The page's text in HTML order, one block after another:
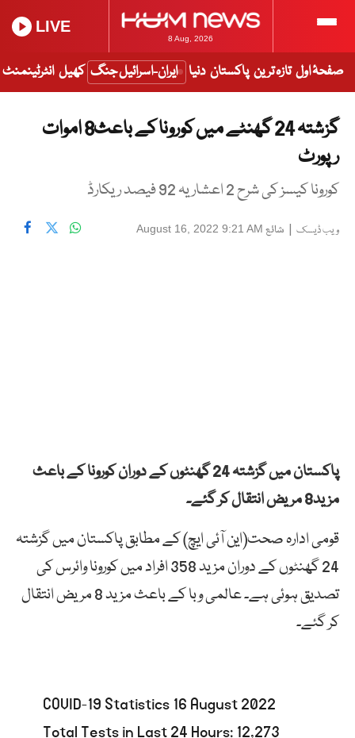
8 Aug, 2026
LIVE
صفحۂ اول تازہ ترین پاکستان دنیا ایران-اسرائیل جنگ کھیل انٹرٹینمنٹ
گزشتہ 24 گھنٹے میں کورونا کے باعث8 اموات
رپورٹ
کورونا کیسز کی شرح 2 اعشاریہ 92 فیصد ریکارڈ
ویب ڈیسک | شائع August 16, 2022 9:21 AM
پاکستان میں گزشتہ 24 گھنٹوں کے دوران کورونا کے باعث
مزید8 مریض انتقال کر گئے۔
قومی ادارہ صحت(این آئی ایچ) کے مطابق پاکستان میں گزشتہ
24 گھنٹوں کے دوران مزید 358 افراد میں کورونا وائرس کی
تصدیق ہوئی ہے۔ عالمی وبا کے باعث مزید 8 مریض انتقال
کر گئے۔
COVID-19 Statistics 16 August 2022
Total Tests in Last 24 Hours: 12,273